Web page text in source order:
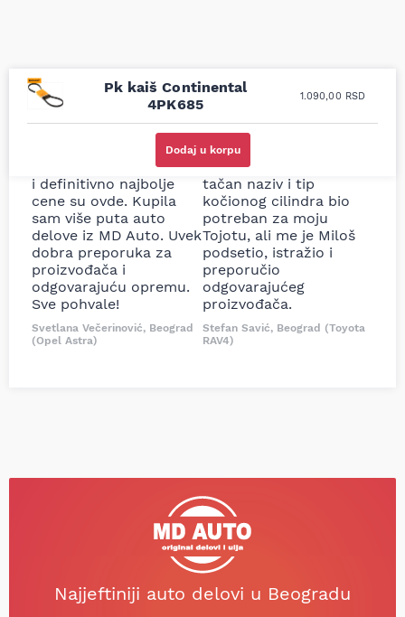
Pk kaiš Continental
4PK685
1.090,00 RSD
Dodaj u korpu
Uporedila sam sve
prodavnice auto delova
i definitivno najbolje
cene su ovde. Kupila
sam više puta auto
delove iz MD Auto. Uvek
dobra preporuka za
proizvođača i
odgovarajuću opremu.
Sve pohvale!
Svetlana Večerinović, Beograd
(Opel Astra)
Odlična usluga i
ljubazni prodavci.
Nisam bio siguran koji je
tačan naziv i tip
kočionog cilindra bio
potreban za moju
Tojotu, ali me je Miloš
podsetio, istražio i
preporučio
odgovarajućeg
proizvođača.
Stefan Savić, Beograd (Toyota
RAV4)
Najjeftiniji auto delovi u Beogradu